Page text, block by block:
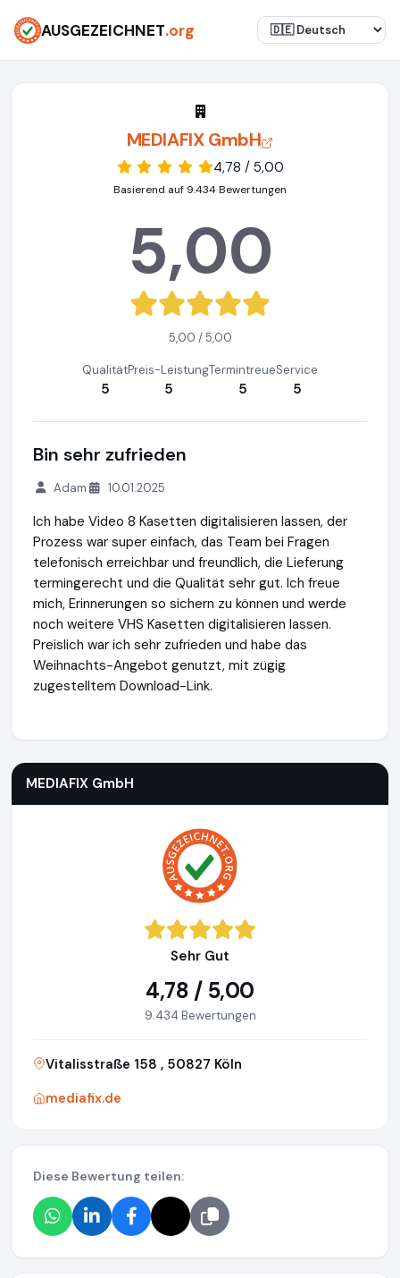
AUSGEZEICHNET.org
MEDIAFIX GmbH
4,78 / 5,00
Basierend auf 9.434 Bewertungen
5,00
5,00 / 5,00
Qualität
5
Preis-Leistung
5
Termintreue
5
Service
5
Bin sehr zufrieden
Adam 10.01.2025
Ich habe Video 8 Kasetten digitalisieren lassen, der
Prozess war super einfach, das Team bei Fragen
telefonisch erreichbar und freundlich, die Lieferung
termingerecht und die Qualität sehr gut. Ich freue
mich, Erinnerungen so sichern zu können und werde
noch weitere VHS Kasetten digitalisieren lassen.
Preislich war ich sehr zufrieden und habe das
Weihnachts-Angebot genutzt, mit zügig
zugestelltem Download-Link.
MEDIAFIX GmbH
Sehr Gut
4,78 / 5,00
9.434 Bewertungen
Vitalisstraße 158 , 50827 Köln
mediafix.de
Diese Bewertung teilen: